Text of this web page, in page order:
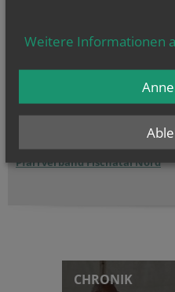
Pfarre Fischamend
Pfarre Rauchenwarth
Pfarrverband Fischatal Nord
CHRONIK
Weitere Informationen